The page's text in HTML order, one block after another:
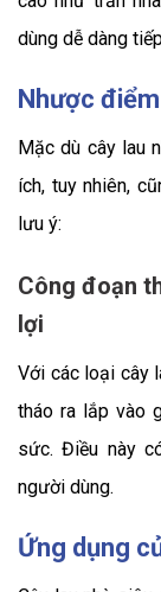
dùng dễ dàng
Nhược
Mặc dù cây lau
ích, tuy nhiên,
lưu ý:
Công đoạn
lợi
Với các loại cây
tháo ra lắp vào
sức. Điều này
người dùng.
Ứng dụng